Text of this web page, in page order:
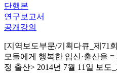
단행본
연구보고서
공개강의
[지역보도부문/기획다큐_제71
모들에게 행복한 임신·출산을
정 출산> 2014년 7월 11일 보